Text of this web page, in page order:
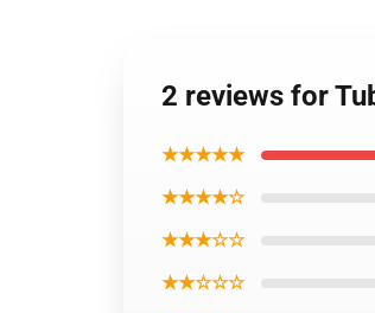
2 reviews for
★★★★★
★★★★☆
★★★☆☆
★★☆☆☆